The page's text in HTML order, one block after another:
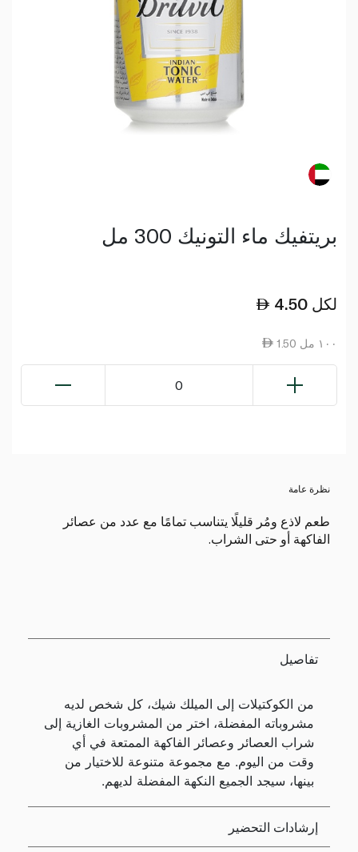
بريتفيك ماء التونيك 300 مل
4.50 لكل
1.50 ١٠٠ مل
0
نظرة عامة
طعم لاذع ومُر قليلًا يتناسب تمامًا مع عدد من عصائر
الفاكهة أو حتى الشراب.
تفاصيل
من الكوكتيلات إلى الميلك شيك، كل شخص لديه
مشروباته المفضلة، اختر من المشروبات الغازية إلى
شراب العصائر وعصائر الفاكهة الممتعة في أي
وقت من اليوم. مع مجموعة متنوعة للاختيار من
بينها، سيجد الجميع النكهة المفضلة لديهم.
إرشادات التحضير